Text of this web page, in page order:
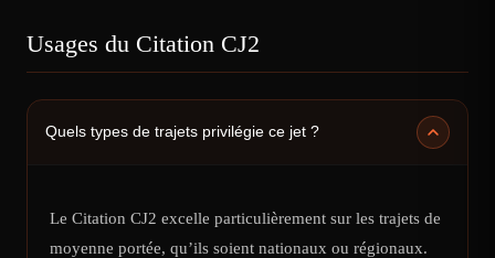
Usages du Citation CJ2
Quels types de trajets privilégie ce jet ?
Le Citation CJ2 excelle particulièrement sur les trajets de
moyenne portée, qu’ils soient nationaux ou régionaux.